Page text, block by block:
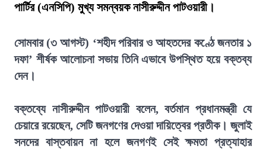
পার্টির (এনসিপি) মুখ্য সমন্বয়ক নাসীরুদ্দীন পাটওয়ারী।
সোমবার (৩ আগস্ট) ‘শহীদ পরিবার ও আহতদের কণ্ঠে জনতার ১
দফা’ শীর্ষক আলোচনা সভায় তিনি এভাবে উপস্থিত হয়ে বক্তব্য
দেন।
বক্তব্যে নাসীরুদ্দীন পাটওয়ারী বলেন, বর্তমান প্রধানমন্ত্রী যে
চেয়ারে রয়েছেন, সেটি জনগণের দেওয়া দায়িত্বের প্রতীক। জুলাই
সনদের বাস্তবায়ন না হলে জনগণই সেই ক্ষমতা প্রত্যাহার